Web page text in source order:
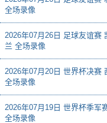
全场录像
2026年07月26日 足球友谊赛
兰 全场录像
2026年07月20日 世界杯决赛
全场录像
2026年07月19日 世界杯季军
全场录像